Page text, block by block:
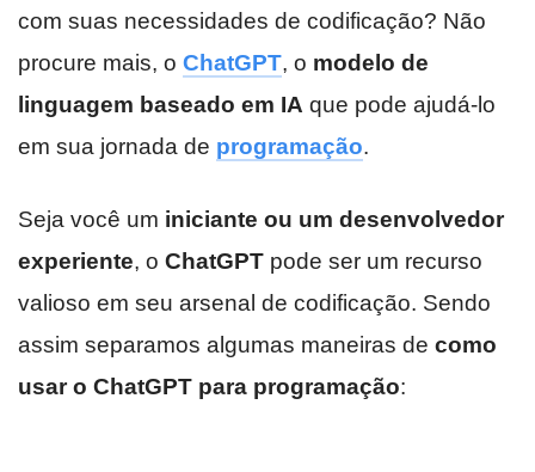
com suas necessidades de codificação? Não
procure mais, o ChatGPT, o modelo de
linguagem baseado em IA que pode ajudá-lo
em sua jornada de programação.
Seja você um iniciante ou um desenvolvedor
experiente, o ChatGPT pode ser um recurso
valioso em seu arsenal de codificação. Sendo
assim separamos algumas maneiras de como
usar o ChatGPT para programação: